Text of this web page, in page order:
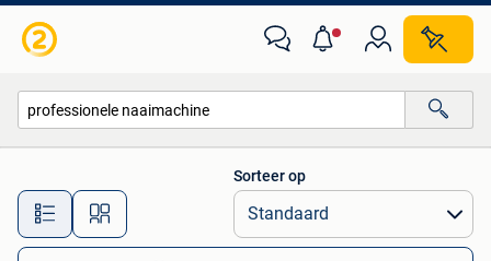
Alle afstanden…
Sorteer op